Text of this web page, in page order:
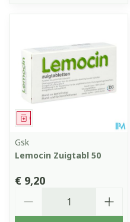
Geneesmiddel
Gsk
Lemocin Zuigtabl 50
€ 9,20